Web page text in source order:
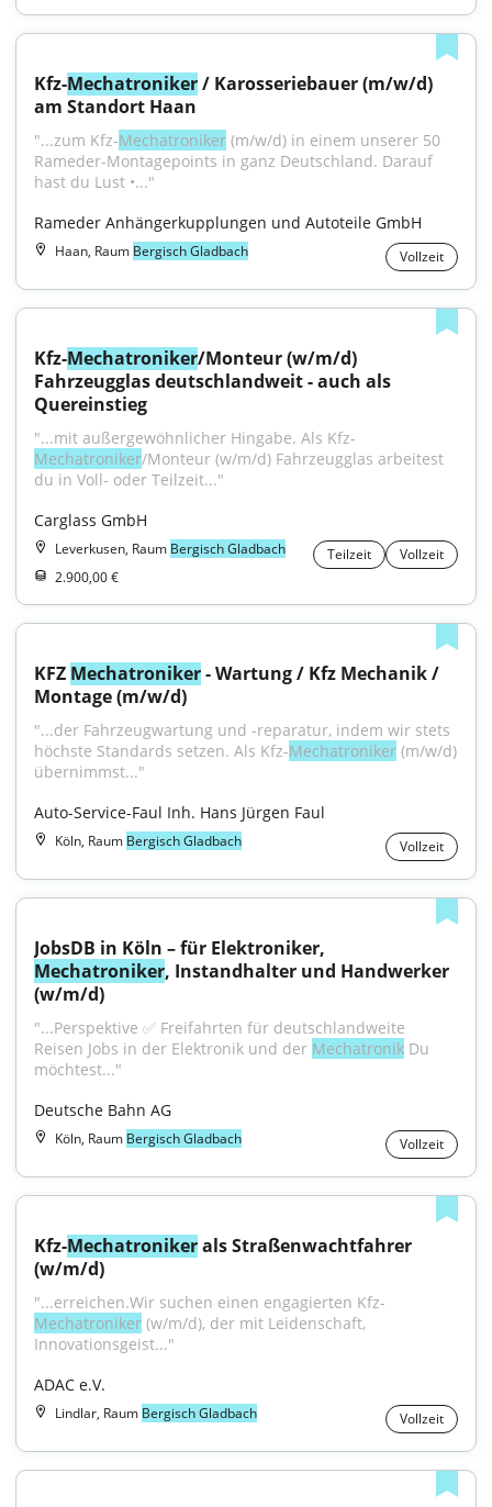
Kfz-Mechatroniker / Karosseriebauer (m/w/d)
am Standort Haan
"...zum Kfz-Mechatroniker (m/w/d) in einem unserer 50
Rameder-Montagepoints in ganz Deutschland. Darauf
hast du Lust •..."
Rameder Anhängerkupplungen und Autoteile GmbH
Haan, Raum Bergisch Gladbach Vollzeit
Kfz-Mechatroniker/Monteur (w/m/d)
Fahrzeugglas deutschlandweit - auch als
Quereinstieg
"...mit außergewöhnlicher Hingabe. Als Kfz-
Mechatroniker/Monteur (w/m/d) Fahrzeugglas arbeitest
du in Voll- oder Teilzeit..."
Carglass GmbH
Leverkusen, Raum Bergisch Gladbach Teilzeit
Vollzeit
2.900,00 €
KFZ Mechatroniker - Wartung / Kfz Mechanik /
Montage (m/w/d)
"...der Fahrzeugwartung und -reparatur, indem wir stets
höchste Standards setzen. Als Kfz-Mechatroniker (m/w/d)
übernimmst..."
Auto-Service-Faul Inh. Hans Jürgen Faul
Köln, Raum Bergisch Gladbach Vollzeit
Mechatroniker, Instandhalter und Handwerker
(w/m/d)
"...Perspektive ✅ Freifahrten für deutschlandweite
Reisen Jobs in der Elektronik und der Mechatronik Du
möchtest..."
Deutsche Bahn AG
Köln, Raum Bergisch Gladbach Vollzeit
Kfz-Mechatroniker als Straßenwachtfahrer
(w/m/d)
"...erreichen.Wir suchen einen engagierten Kfz-
Mechatroniker (w/m/d), der mit Leidenschaft,
Innovationsgeist..."
ADAC e.V.
Lindlar, Raum Bergisch Gladbach Vollzeit